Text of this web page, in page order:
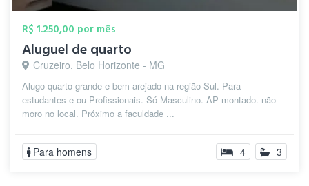
R$ 1.250,00 por mês
Aluguel de quarto
Cruzeiro, Belo Horizonte - MG
Alugo quarto grande e bem arejado na região Sul. Para
estudantes e ou Profissionais. Só Masculino. AP montado. não
moro no local. Próximo a faculdade ...
Para homens 4 3